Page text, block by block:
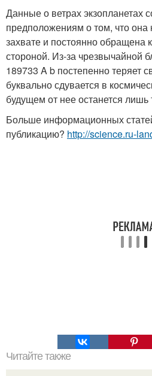
Данные о ветрах экзопланетах
предположениям о том, что она
захвате и постоянно обращена
стороной. Из-за чрезвычайной
189733 A b постепенно теряет
буквально сдувается в
будущем от нее останется лишь
Больше информационных
публикацию? http://science.ru-
Читайте также